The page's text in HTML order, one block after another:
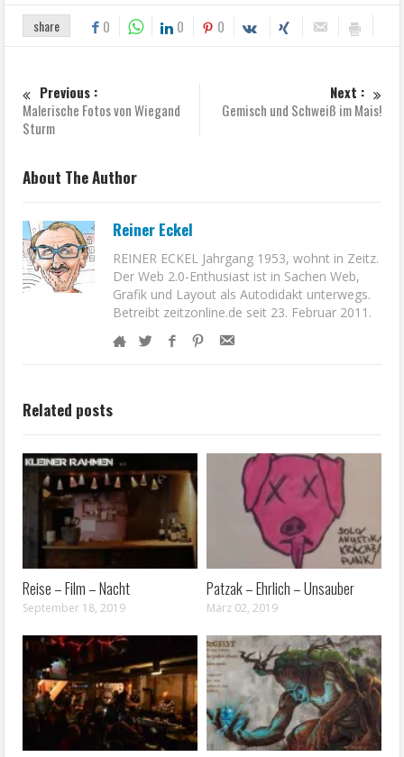
share 0 0 0
Previous :
Malerische Fotos von Wiegand
Sturm
Next :
Gemisch und Schweiß im Mais!
About The Author
Reiner Eckel
REINER ECKEL Jahrgang 1953, wohnt in Zeitz.
Der Web 2.0-Enthusiast ist in Sachen Web,
Grafik und Layout als Autodidakt unterwegs.
Betreibt zeitzonline.de seit 23. Februar 2011.
Related posts
Reise – Film – Nacht
September 18, 2019
Patzak – Ehrlich – Unsauber
März 02, 2019